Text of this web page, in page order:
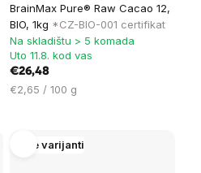
BrainMax Pure® Raw Cacao 12,
BIO, 1kg *CZ-BIO-001 certifikat
Na skladištu > 5 komada
Uto 11.8. kod vas
€26,48
Cijena
€2,65 / 100 g
Više varijanti